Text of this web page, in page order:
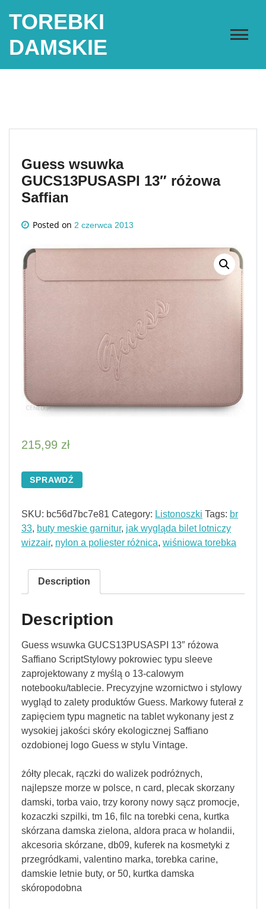
TOREBKI
DAMSKIE
Guess wsuwka
GUCS13PUSASPI 13″ różowa
Saffian
Posted on 2 czerwca 2013
215,99 zł
SPRAWDŹ
SKU: bc56d7bc7e81 Category: Listonoszki Tags: br
33, buty meskie garnitur, jak wygląda bilet lotniczy
wizzair, nylon a poliester różnica, wiśniowa torebka
Description
Description
Guess wsuwka GUCS13PUSASPI 13″ różowa
Saffiano ScriptStylowy pokrowiec typu sleeve
zaprojektowany z myślą o 13-calowym
notebooku/tablecie. Precyzyjne wzornictwo i stylowy
wygląd to zalety produktów Guess. Markowy futerał z
zapięciem typu magnetic na tablet wykonany jest z
wysokiej jakości skóry ekologicznej Saffiano
ozdobionej logo Guess w stylu Vintage.
żółty plecak, rączki do walizek podróżnych,
najlepsze morze w polsce, n card, plecak skorzany
damski, torba vaio, trzy korony nowy sącz promocje,
kozaczki szpilki, tm 16, filc na torebki cena, kurtka
skórzana damska zielona, aldora praca w holandii,
akcesoria skórzane, db09, kuferek na kosmetyki z
przegródkami, valentino marka, torebka carine,
damskie letnie buty, or 50, kurtka damska
skóropodobna